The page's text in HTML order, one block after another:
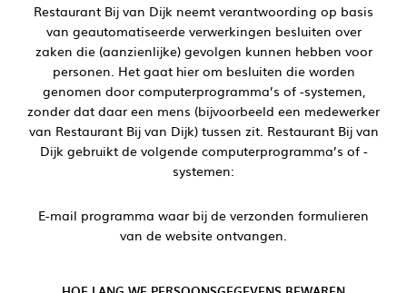
Restaurant Bij van Dijk neemt verantwoording op basis
van geautomatiseerde verwerkingen besluiten over
zaken die (aanzienlijke) gevolgen kunnen hebben voor
personen. Het gaat hier om besluiten die worden
genomen door computerprogramma’s of -systemen,
zonder dat daar een mens (bijvoorbeeld een medewerker
van Restaurant Bij van Dijk) tussen zit. Restaurant Bij van
Dijk gebruikt de volgende computerprogramma’s of -
systemen:
E-mail programma waar bij de verzonden formulieren
van de website ontvangen.